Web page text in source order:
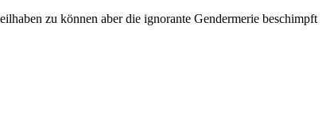
zu können aber die ignorante Gendermerie beschimpft